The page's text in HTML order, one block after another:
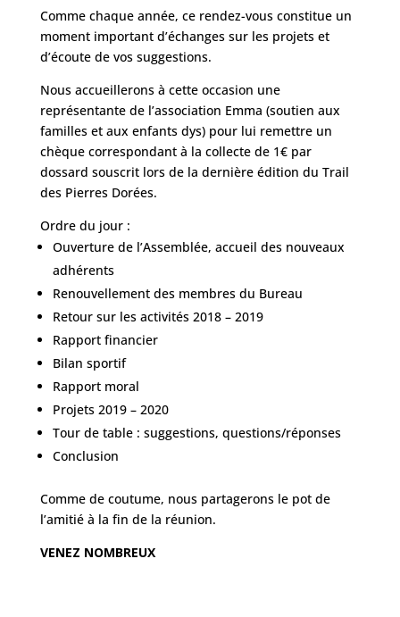
Comme chaque année, ce rendez-vous constitue un
moment important d’échanges sur les projets et
d’écoute de vos suggestions.
Nous accueillerons à cette occasion une
représentante de l’association Emma (soutien aux
familles et aux enfants dys) pour lui remettre un
chèque correspondant à la collecte de 1€ par
dossard souscrit lors de la dernière édition du Trail
des Pierres Dorées.
Ordre du jour :
Ouverture de l’Assemblée, accueil des nouveaux
adhérents
Renouvellement des membres du Bureau
Retour sur les activités 2018 – 2019
Rapport financier
Bilan sportif
Rapport moral
Projets 2019 – 2020
Tour de table : suggestions, questions/réponses
Conclusion
Comme de coutume, nous partagerons le pot de
l’amitié à la fin de la réunion.
VENEZ NOMBREUX